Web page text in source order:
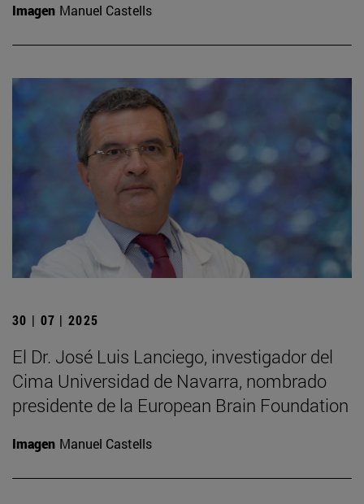
Imagen Manuel Castells
30 | 07 | 2025
El Dr. José Luis Lanciego, investigador del
Cima Universidad de Navarra, nombrado
presidente de la European Brain Foundation
Imagen Manuel Castells